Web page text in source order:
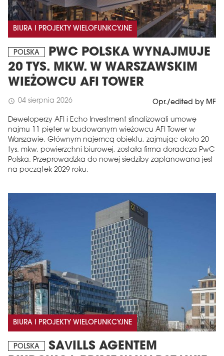
BIURA I PROJEKTY WIELOFUNKCYJNE
POLSKA
PWC POLSKA WYNAJMUJE
20 TYS. MKW. W WARSZAWSKIM
WIEŻOWCU AFI TOWER
schedule 04 sierpnia 2026 Opr./edited by MF
Deweloperzy AFI i Echo Investment sfinalizowali umowę
najmu 11 pięter w budowanym wieżowcu AFI Tower w
Warszawie. Głównym najemcą obiektu, zajmując około 20
tys. mkw. powierzchni biurowej, została firma doradcza PwC
Polska. Przeprowadzka do nowej siedziby zaplanowana jest
na początek 2029 roku.
BIURA I PROJEKTY WIELOFUNKCYJNE
POLSKA
SAVILLS AGENTEM